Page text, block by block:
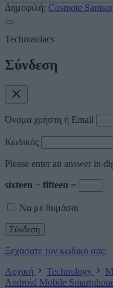
Δημοφιλή: Cosmote
Techmaniacs
Σύνδεση
Όνομα χρήστη ή Email
Κωδικός
Please enter an answer in
sixteen − fifteen =
Να με θυμάσαι
Ξεχάσατε τον κωδικό σας;
Αρχική
Technology
Android Mobile